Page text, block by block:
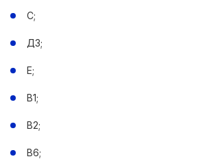
С;
Д3;
Е;
В1;
В2;
В6;